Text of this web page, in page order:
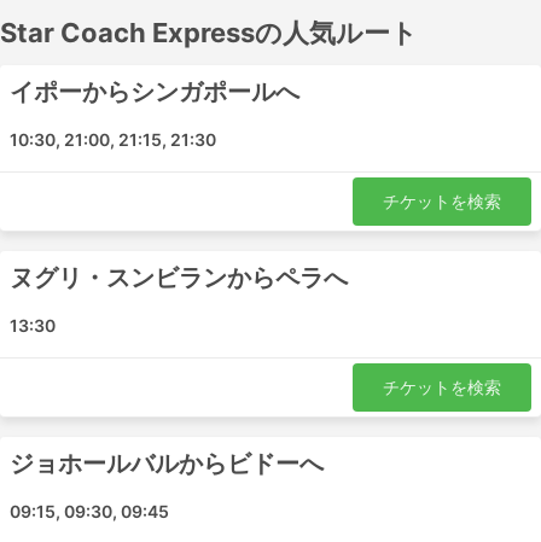
意しているバスもあるので、出発前に時刻表を調べておき
イン予約しましょう。他の旅行者のレビューを参考に、最
Star Coach Expressのバスが走る主な駅はこちらです。:
セリ・マンジュン
TBSクアラルンプール
シティアワン
KLIA T1
バスターミナル・ドゥータ
クアラカンサル
Star Coach Expressの人気ルート
イポーからシンガポールへ
10:30, 21:00, 21:15, 21:30
チケットを検索
ヌグリ・スンビランからペラへ
13:30
チケットを検索
ジョホールバルからビドーへ
09:15, 09:30, 09:45